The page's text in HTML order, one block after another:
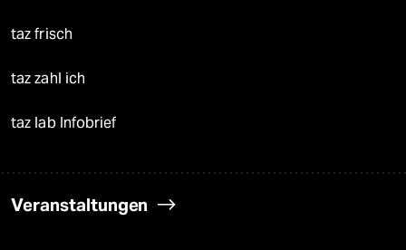
taz frisch
taz zahl ich
taz lab Infobrief
Veranstaltungen